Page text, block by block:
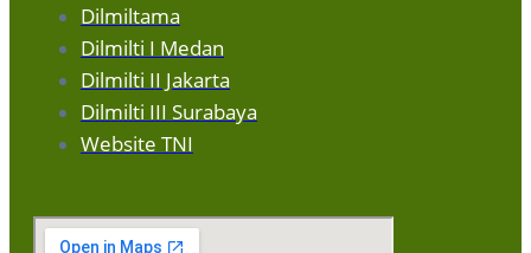
Dilmiltama
Dilmilti I Medan
Dilmilti II Jakarta
Dilmilti III Surabaya
Website TNI